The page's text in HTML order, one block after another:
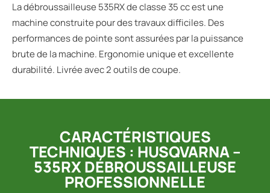
La débroussailleuse 535RX de classe 35 cc est une
machine construite pour des travaux difficiles. Des
performances de pointe sont assurées par la puissance
brute de la machine. Ergonomie unique et excellente
durabilité. Livrée avec 2 outils de coupe.
CARACTÉRISTIQUES
TECHNIQUES : HUSQVARNA –
535RX DÉBROUSSAILLEUSE
PROFESSIONNELLE